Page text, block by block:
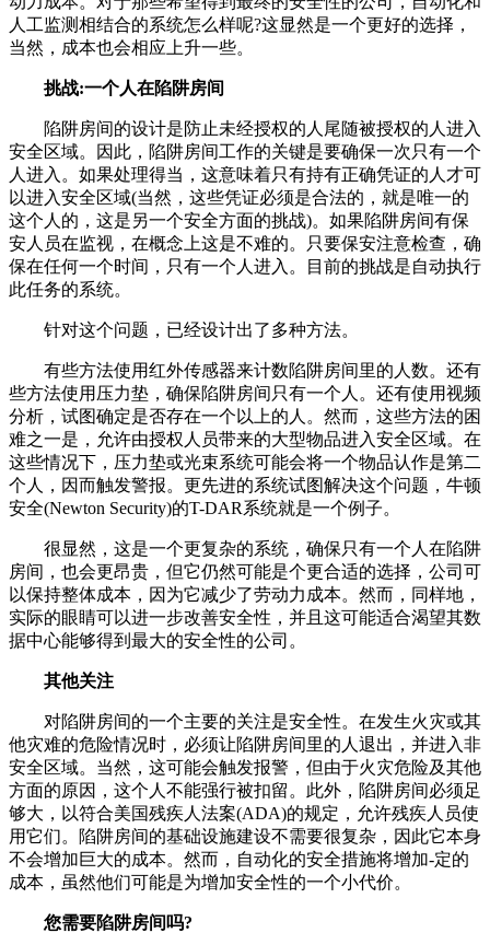
人工监测相结合的系统怎么样呢?这显然是一个更好的选择，
当然，成本也会相应上升一些。
挑战:一个人在陷阱房间
陷阱房间的设计是防止未经授权的人尾随被授权的人进入
安全区域。因此，陷阱房间工作的关键是要确保一次只有一个
人进入。如果处理得当，这意味着只有持有正确凭证的人才可
以进入安全区域(当然，这些凭证必须是合法的，就是唯一的
这个人的，这是另一个安全方面的挑战)。如果陷阱房间有保
安人员在监视，在概念上这是不难的。只要保安注意检查，确
保在任何一个时间，只有一个人进入。目前的挑战是自动执行
此任务的系统。
针对这个问题，已经设计出了多种方法。
有些方法使用红外传感器来计数陷阱房间里的人数。还有
些方法使用压力垫，确保陷阱房间只有一个人。还有使用视频
分析，试图确定是否存在一个以上的人。然而，这些方法的困
难之一是，允许由授权人员带来的大型物品进入安全区域。在
这些情况下，压力垫或光束系统可能会将一个物品认作是第二
个人，因而触发警报。更先进的系统试图解决这个问题，牛顿
安全(Newton Security)的T-DAR系统就是一个例子。
很显然，这是一个更复杂的系统，确保只有一个人在陷阱
房间，也会更昂贵，但它仍然可能是个更合适的选择，公司可
以保持整体成本，因为它减少了劳动力成本。然而，同样地，
实际的眼睛可以进一步改善安全性，并且这可能适合渴望其数
据中心能够得到最大的安全性的公司。
其他关注
对陷阱房间的一个主要的关注是安全性。在发生火灾或其
他灾难的危险情况时，必须让陷阱房间里的人退出，并进入非
安全区域。当然，这可能会触发报警，但由于火灾危险及其他
方面的原因，这个人不能强行被扣留。此外，陷阱房间必须足
够大，以符合美国残疾人法案(ADA)的规定，允许残疾人员使
用它们。陷阱房间的基础设施建设不需要很复杂，因此它本身
不会增加巨大的成本。然而，自动化的安全措施将增加-定的
成本，虽然他们可能是为增加安全性的一个小代价。
您需要陷阱房间吗?